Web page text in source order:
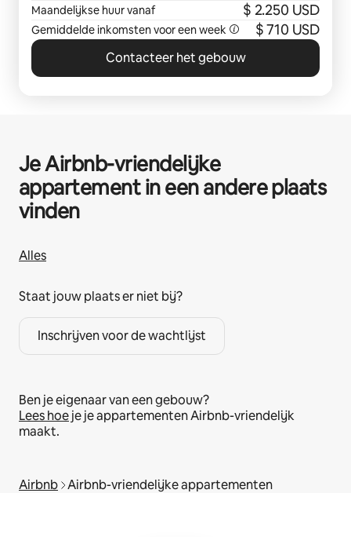
Maandelijkse huur vanaf
$ 2.250 USD
Gemiddelde inkomsten voor een week $ 710 USD
Contacteer het gebouw
Je Airbnb-vriendelijke
appartement in een andere plaats
vinden
Alles
Staat jouw plaats er niet bij?
Inschrijven voor de wachtlijst
Ben je eigenaar van een gebouw?
Lees hoeje je appartementen Airbnb-vriendelijk
maakt.
Airbnb Airbnb-vriendelijke appartementen